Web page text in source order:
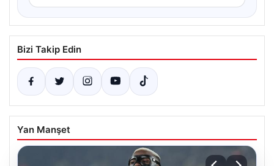
Bizi Takip Edin
Yan Manşet